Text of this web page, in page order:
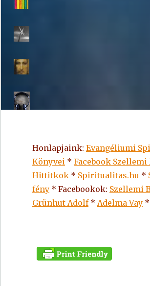
Honlapjaink: Evangéliumi
Könyvei * Facebook
Hittitkok * Spiritualitas.hu *
fény * Facebookok: Szellemi
Grünhut Adolf* Adelma Vay *